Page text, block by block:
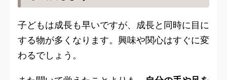
子どもは成長も早いですが、成長と同時に目に
する物が多くなります。興味や関心はすぐに変
わるでしょう。